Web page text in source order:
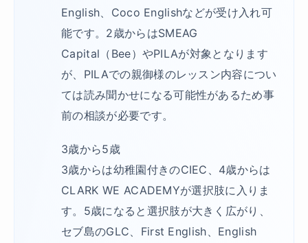
English、Coco Englishなどが受け入れ可
能です。2歳からはSMEAG
Capital（Bee）やPILAが対象となります
が、PILAでの親御様のレッスン内容につい
ては読み聞かせになる可能性があるため事
前の相談が必要です。
3歳から5歳
3歳からは幼稚園付きのCIEC、4歳からは
CLARK WE ACADEMYが選択肢に入りま
す。5歳になると選択肢が大きく広がり、
セブ島のGLC、First English、English